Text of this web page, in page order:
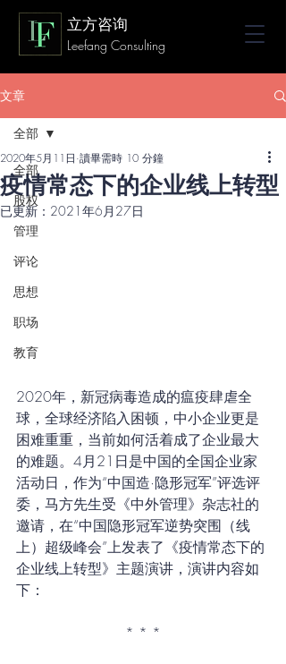
立方咨询
Leefang Consulting
文章
全部
股权
管理
评论
思想
职场
教育
全部
疫情常态下的企业线上转型
2020年5月11日 讀畢需時 10 分鐘
已更新： 2021年6月27日
2020年，新冠病毒造成的瘟疫肆虐全
球，全球经济陷入困顿，中小企业更是
困难重重，当前如何活着成了企业最大
的难题。4月21日是中国的全国企业家
活动日，作为“中国造·隐形冠军”评选评
委，马方先生受《中外管理》杂志社的
邀请，在“中国隐形冠军逆势突围（线
上）超级峰会”上发表了《疫情常态下的
企业线上转型》主题演讲，演讲内容如
下：
* * *